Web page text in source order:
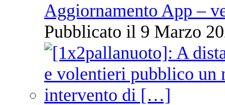
Aggiornamento App –
Pubblicato il 9 Marzo